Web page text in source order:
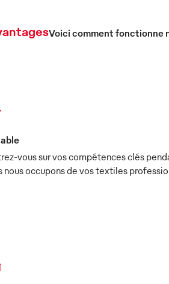
Voici comment fonctionne
vous sur vos compétences clés
nous occupons de vos textiles